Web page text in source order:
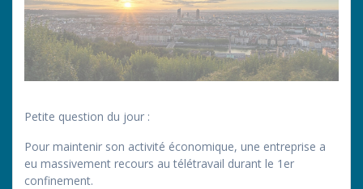
Petite question du jour :
Pour maintenir son activité économique, une entreprise a
eu massivement recours au télétravail durant le 1er
confinement.